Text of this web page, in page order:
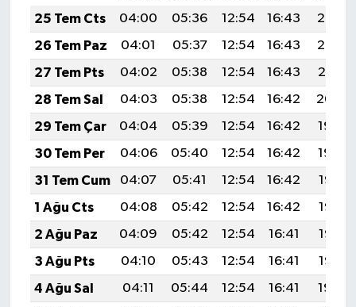
25 Tem Cts
04:00 05:36 12:54 16:43
20:03
26 Tem Paz
04:01 05:37 12:54 16:43
20:02
27 Tem Pts
04:02 05:38 12:54 16:43
20:01
28 Tem Sal
04:03 05:38 12:54 16:42
20:00
29 Tem Çar
04:04 05:39 12:54 16:42
19:59
30 Tem Per
04:06 05:40 12:54 16:42
19:59
31 Tem Cum
04:07 05:41 12:54 16:42
19:58
1 Ağu Cts
04:08 05:42 12:54 16:42
19:57
2 Ağu Paz
04:09 05:42 12:54 16:41
19:56
3 Ağu Pts
04:10 05:43 12:54 16:41
19:55
4 Ağu Sal
04:11 05:44 12:54 16:41
19:54